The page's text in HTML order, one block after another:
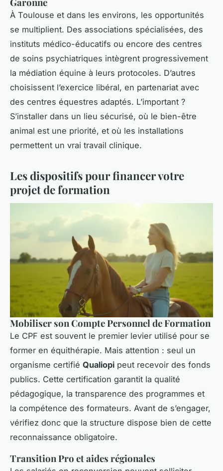
À Toulouse et dans les environs, les opportunités
se multiplient. Des associations spécialisées, des
instituts médico-éducatifs ou encore des centres
de soins psychiatriques intègrent progressivement
la médiation équine à leurs protocoles. D’autres
choisissent l’exercice libéral, en partenariat avec
des centres équestres adaptés. L’important ?
S’installer dans un lieu sécurisé, où le bien-être
animal est une priorité, et où les installations
permettent un vrai travail clinique.
Les dispositifs pour financer votre
projet de formation
Mobiliser son Compte Personnel de Formation
Le CPF est souvent le premier levier utilisé pour se
former en équithérapie. Mais attention : seul un
organisme certifié Qualiopi peut recevoir des fonds
publics. Cette certification garantit la qualité
pédagogique, la transparence des programmes et
la compétence des formateurs. Avant de s’engager,
vérifiez donc que la structure dispose bien de cette
reconnaissance obligatoire.
Transition Pro et aides régionales